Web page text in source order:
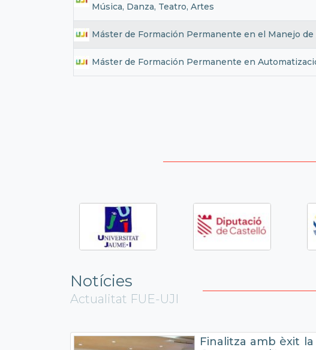
Música, Danza, Teatro, Artes
Máster de Formación Permanente en el Manejo de
Máster de Formación Permanente en
Notícies
Actualitat FUE-UJI
Finalitza amb èxit